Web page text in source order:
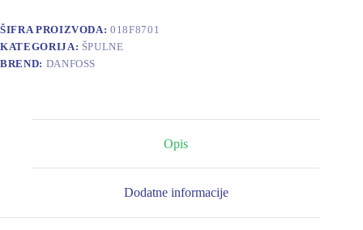
ŠIFRA PROIZVODA:018F8701
KATEGORIJA: ŠPULNE
BREND: DANFOSS
Opis
Dodatne informacije